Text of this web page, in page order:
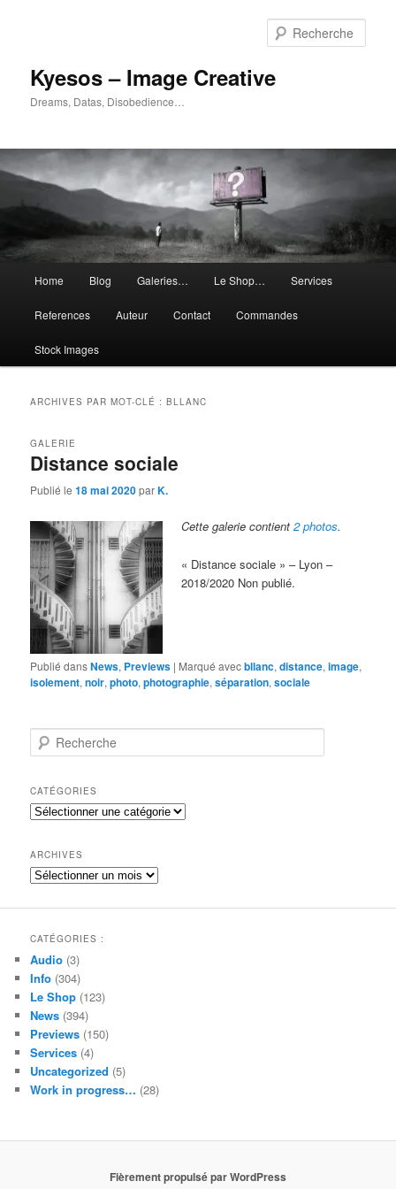
Kyesos – Image Creative
Dreams, Datas, Disobedience…
principal
Home Blog Galeries… Le Shop… Services
References Auteur Contact Commandes
Stock Images
ARCHIVES PAR MOT-CLÉ :BLLANC
Distance sociale
GALERIE
Publié le18 mai 2020parK.
Cette galerie contient2 photos.
« Distance sociale » – Lyon –
2018/2020 Non publié.
Publié dansNews, Previews | Marqué avecbllanc,distance,image,
isolement,noir,photo,photographie,séparation,sociale
e
h
e
r
h
e
CATÉGORIES
Catégories
ARCHIVES
Archives
CATÉGORIES :
Audio (3)
Info (304)
Le Shop (123)
News (394)
Previews (150)
Services (4)
Uncategorized (5)
Work in progress… (28)
Fièrement propulsé par WordPress